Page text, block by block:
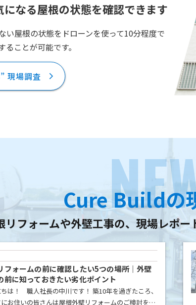
なる屋根の状態を確認できます
い屋根の状態をドローンを使って10分程度で
ことが可能です。
現場調査
Cure Buildの
リフォームや外壁工事の、 現場レポー
フォームの前に確認したい5つの場所｜外壁
前に知っておきたい劣化ポイント
ちは！ 職人社長の中川です！ 築10年を過ぎたころ、
お住いの皆さんは屋根外壁リフォームのご検討をさ